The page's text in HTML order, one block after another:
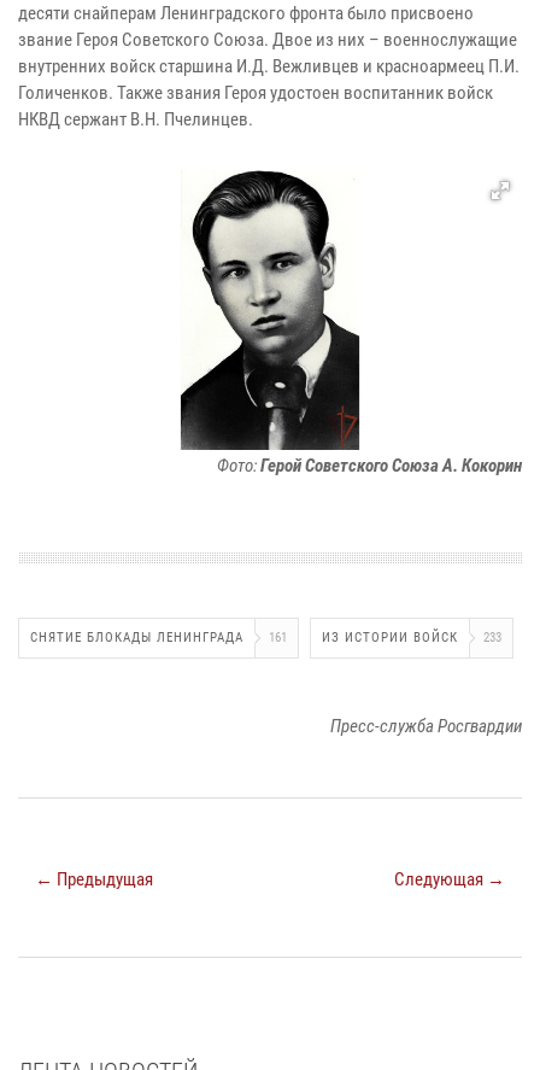
десяти снайперам Ленинградского фронта было присвоено
звание Героя Советского Союза. Двое из них – военнослужащие
внутренних войск старшина И.Д. Вежливцев и красноармеец П.И.
Голиченков. Также звания Героя удостоен воспитанник войск
НКВД сержант В.Н. Пчелинцев.
Фото:Герой Советского Союза А. Кокорин
СНЯТИЕ БЛОКАДЫ ЛЕНИНГРАДА 161 ИЗ ИСТОРИИ ВОЙСК 233
Пресс-служба Росгвардии
← Предыдущая Следующая →